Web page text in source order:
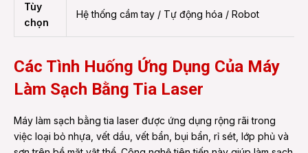
Tùy
chọn
Hệ thống cầm tay / Tự động hóa / Robot
Các Tình Huống Ứng Dụng Của Máy
Làm Sạch Bằng Tia Laser
Máy làm sạch bằng tia laser được ứng dụng rộng rãi trong
việc loại bỏ nhựa, vết dầu, vết bẩn, bụi bẩn, rỉ sét, lớp phủ và